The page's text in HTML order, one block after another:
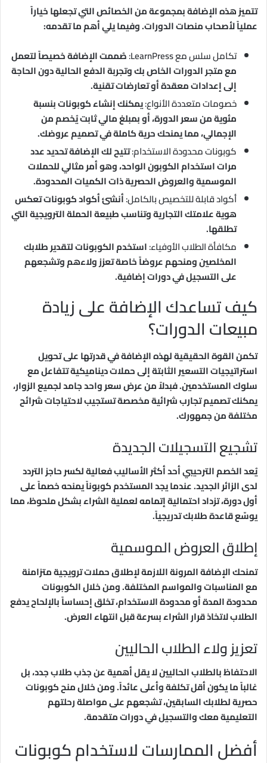
تتميز هذه الإضافة بمجموعة من الخصائص التي تجعلها خياراً
عملياً لأصحاب منصات الدورات. وفيما يلي أهم ما تقدمه:
تكامل سلس مع LearnPress:
صُممت الإضافة خصيصاً لتعمل
مع متجر الدورات الخاص بك وتجربة الدفع الحالية دون الحاجة
إلى إعدادات معقدة أو تعارضات تقنية.
خصومات متعددة الأنواع:يمكنك إنشاء كوبونات بنسبة
مئوية من سعر الدورة، أو بمبلغ مالي ثابت يُخصم من
الإجمالي، مما يمنحك حرية كاملة في تصميم عروضك.
كوبونات محدودة الاستخدام:تتيح لك الإضافة تحديد عدد
مرات استخدام الكوبون الواحد، وهو أمر مثالي للحملات
الموسمية والعروض الحصرية ذات الكميات المحدودة.
أكواد قابلة للتخصيص بالكامل:أنشئ أكواد كوبونات تعكس
هوية علامتك التجارية وتناسب طبيعة الحملة الترويجية التي
تطلقها.
مكافأة الطلاب الأوفياء:استخدم الكوبونات لتقدير طلابك
المخلصين ومنحهم عروضاً خاصة تعزز ولاءهم وتشجعهم
على التسجيل في دورات إضافية.
كيف تساعدك الإضافة على زيادة
مبيعات الدورات؟
تكمن القوة الحقيقية لهذه الإضافة في قدرتها على تحويل
استراتيجيات التسعير الثابتة إلى حملات ديناميكية تتفاعل مع
سلوك المستخدمين. فبدلاً من عرض سعر واحد جامد لجميع الزوار،
يمكنك تصميم تجارب شرائية مخصصة تستجيب لاحتياجات شرائح
مختلفة من جمهورك.
تشجيع التسجيلات الجديدة
يُعد الخصم الترحيبي أحد أكثر الأساليب فعالية لكسر حاجز التردد
لدى الزائر الجديد. عندما يجد المستخدم كوبوناً يمنحه خصماً على
أول دورة، تزداد احتمالية إتمامه لعملية الشراء بشكل ملحوظ، مما
يوسّع قاعدة طلابك تدريجياً.
إطلاق العروض الموسمية
تمنحك الإضافة المرونة اللازمة لإطلاق حملات ترويجية متزامنة
مع المناسبات والمواسم المختلفة. ومن خلال الكوبونات
محدودة المدة أو محدودة الاستخدام، تخلق إحساساً بالإلحاح يدفع
الطلاب لاتخاذ قرار الشراء بسرعة قبل انتهاء العرض.
تعزيز ولاء الطلاب الحاليين
الاحتفاظ بالطلاب الحاليين لا يقل أهمية عن جذب طلاب جدد، بل
غالباً ما يكون أقل تكلفة وأعلى عائداً. ومن خلال منح كوبونات
حصرية لطلابك السابقين، تشجعهم على مواصلة رحلتهم
التعليمية معك والتسجيل في دورات متقدمة.
أفضل الممارسات لاستخدام كوبونات